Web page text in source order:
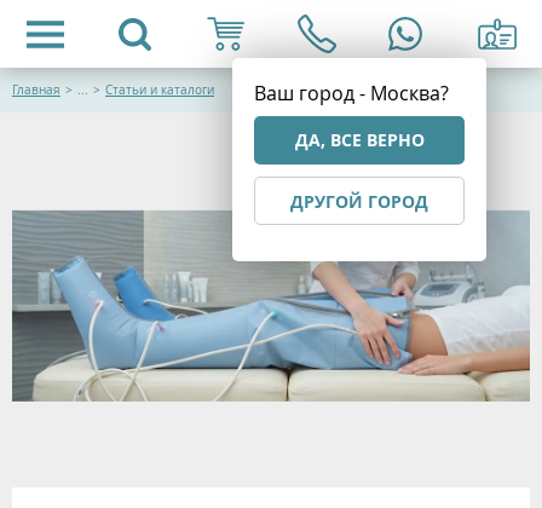
Ваш город - Москва?
ДА, ВСЕ ВЕРНО
ДРУГОЙ ГОРОД
Главная > ... > Статьи и каталоги